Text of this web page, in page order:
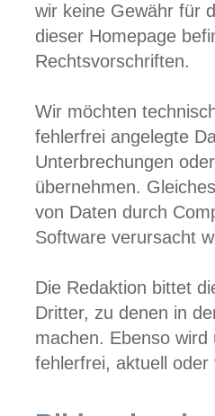
wir keine Gewähr für
dieser Homepage
Rechtsvorschriften.
Wir möchten
fehlerfrei angelegte
Unterbrechungen
übernehmen.
von Daten durch
Software verursacht
Die Redaktion bittet
Dritter, zu denen in
machen. Ebenso
fehlerfrei, aktuell oder